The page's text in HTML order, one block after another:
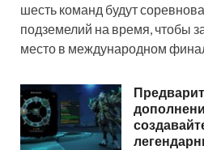
шесть команд будут
подземелий на время, чтобы
место в международном